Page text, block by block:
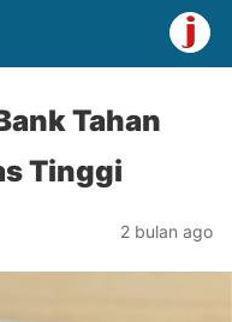
Tahan
Tinggi
2 bulan ago